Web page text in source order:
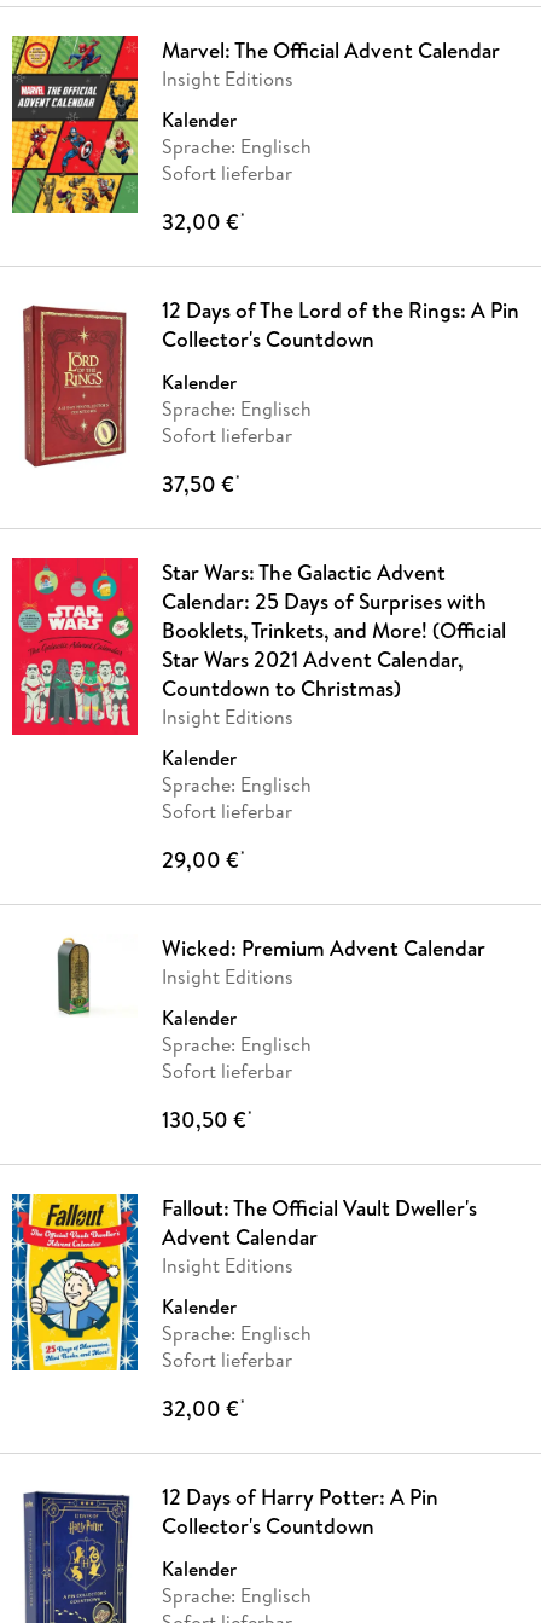
Marvel: The Official Advent Calendar
Insight Editions
Kalender
Sprache: Englisch
Sofort lieferbar
32,00 €*
12 Days of The Lord of the Rings: A Pin
Collector's Countdown
Kalender
Sprache: Englisch
Sofort lieferbar
37,50 €*
Star Wars: The Galactic Advent
Calendar: 25 Days of Surprises with
Booklets, Trinkets, and More! (Official
Star Wars 2021 Advent Calendar,
Countdown to Christmas)
Insight Editions
Kalender
Sprache: Englisch
Sofort lieferbar
29,00 €*
Wicked: Premium Advent Calendar
Insight Editions
Kalender
Sprache: Englisch
Sofort lieferbar
130,50 €*
Fallout: The Official Vault Dweller's
Advent Calendar
Insight Editions
Kalender
Sprache: Englisch
Sofort lieferbar
32,00 €*
12 Days of Harry Potter: A Pin
Collector's Countdown
Kalender
Sprache: Englisch